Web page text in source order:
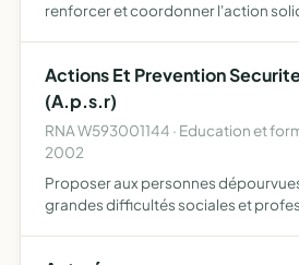
renforcer et coordonner l'action
habitants en situati…
Actions Et Prevention
(A.p.s.r)
RNA W593001144 · Education et
2002
Proposer aux personnes
grandes difficultés sociales et